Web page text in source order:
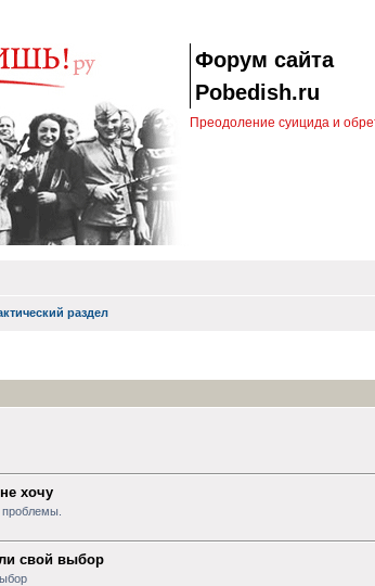
Форум сайта
Pobedish.ru
Преодоление суицида и
раздел
хочу
свой выбор